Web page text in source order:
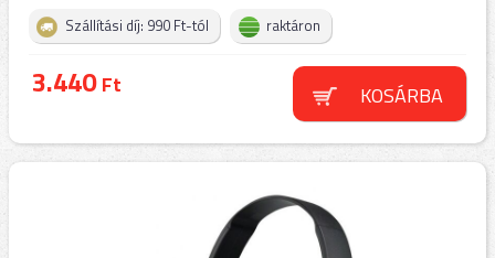
Szállítási díj: 990 Ft-tól raktáron
3.440Ft KOSÁRBA